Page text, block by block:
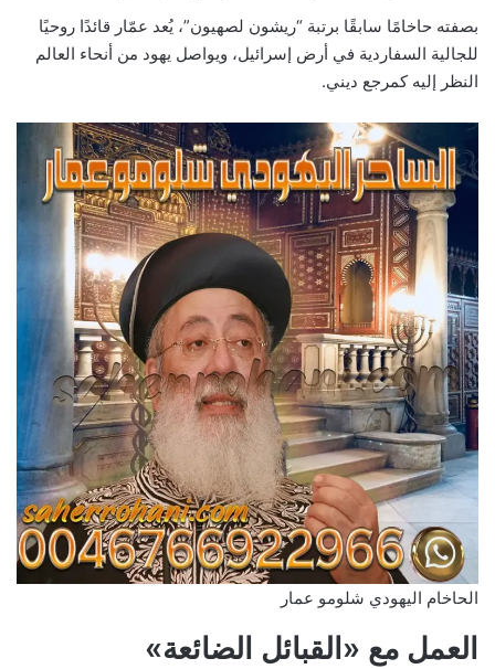
بصفته حاخامًا سابقًا برتبة “ريشون لصهيون”، يُعد عمّار قائدًا روحيًا
للجالية السفاردية في أرض إسرائيل، ويواصل يهود من أنحاء العالم
النظر إليه كمرجع ديني.
الحاخام اليهودي شلومو عمار
العمل مع «القبائل الضائعة»